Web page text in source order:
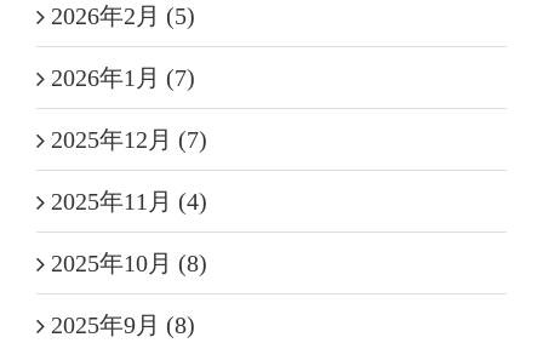
2026年2月 (5)
2026年1月 (7)
2025年12月 (7)
2025年11月 (4)
2025年10月 (8)
2025年9月 (8)